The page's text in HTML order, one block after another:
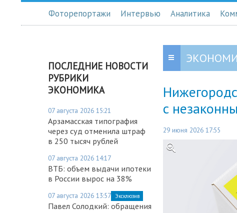
Фоторепортажи Интервью Аналитика
ПОСЛЕДНИЕ НОВОСТИ
РУБРИКИ
ЭКОНОМИКА
07 августа 2026 15:21
Арзамасская типография
через суд отменила штраф
в 250 тысяч рублей
07 августа 2026 14:17
ВТБ: объем выдачи ипотеки
в России вырос на 38%
07 августа 2026 13:57 Эксклюзив
Павел Солодкий: обращения
с
29 июня 2026 17:55